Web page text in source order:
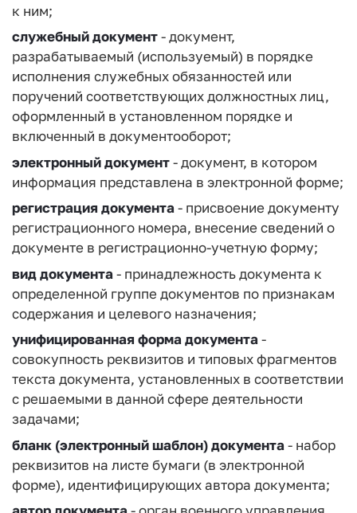
к ним;
служебный документ- документ,
разрабатываемый (используемый) в порядке
исполнения служебных обязанностей или
поручений соответствующих должностных лиц,
оформленный в установленном порядке и
включенный в документооборот;
электронный документ- документ, в котором
информация представлена в электронной форме;
регистрация документа- присвоение документу
регистрационного номера, внесение сведений о
документе в регистрационно-учетную форму;
вид документа- принадлежность документа к
определенной группе документов по признакам
содержания и целевого назначения;
унифицированная форма документа-
совокупность реквизитов и типовых фрагментов
текста документа, установленных в соответствии
с решаемыми в данной сфере деятельности
задачами;
бланк (электронный шаблон) документа- набор
реквизитов на листе бумаги (в электронной
форме), идентифицирующих автора документа;